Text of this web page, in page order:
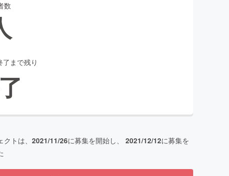
ア
数
了まで残り
トは、 2021/11/26に募集を開始し、 2021/12/12に募集を